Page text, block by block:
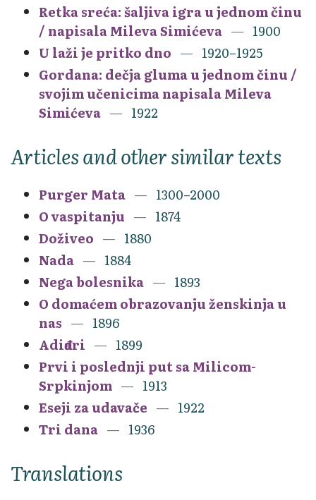
Retka sreća: šaljiva igra u jednom činu
/ napisala Mileva Simićeva
1900
U laži je pritko dno
1920–1925
Gordana: dečja gluma u jednom činu /
svojim učenicima napisala Mileva
Simićeva
1922
Articles and other similar texts
Purger Mata
1300–2000
O vaspitanju
1874
Doživeo
1880
Nada
1884
Nega bolesnika
1893
O domaćem obrazovanju ženskinja u
nas
1896
Adiđari
1899
Prvi i poslednji put sa Milicom-
Srpkinjom
1913
Eseji za udavače
1922
Tri dana
1936
Translations